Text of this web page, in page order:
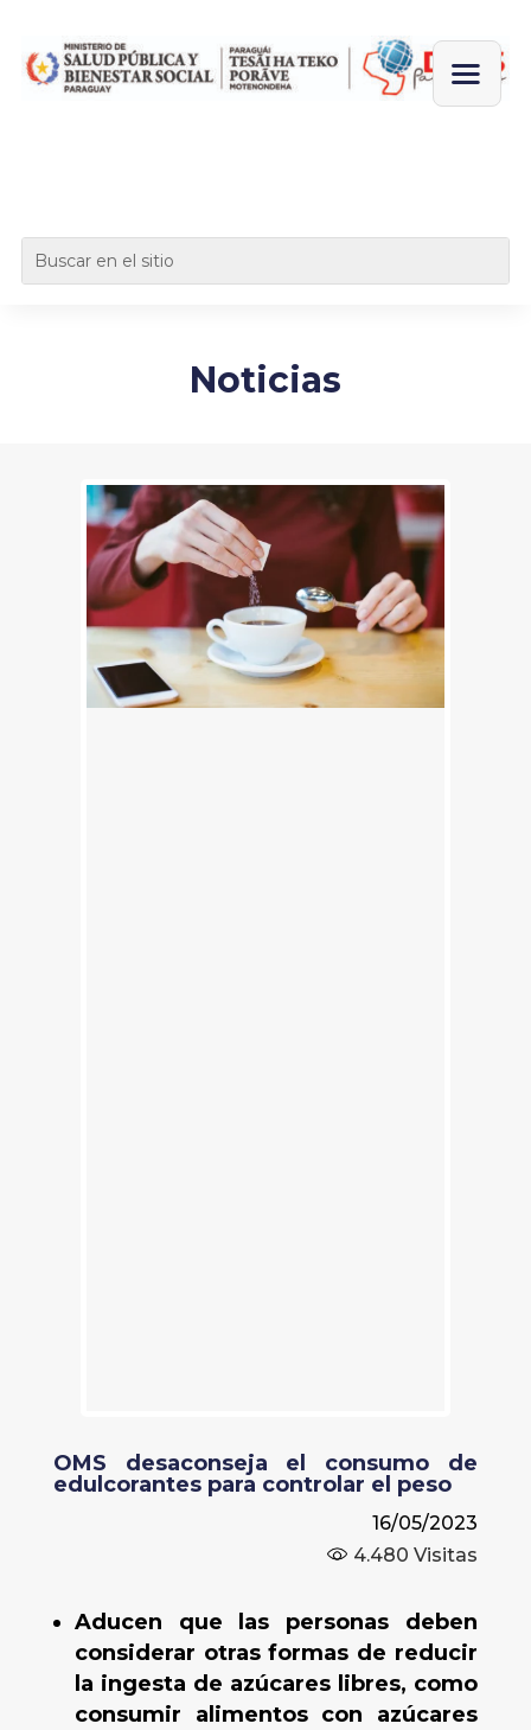
Noticias
OMS desaconseja el consumo de
edulcorantes para controlar el peso
16/05/2023
4.480 Visitas
Aducen que las personas deben
considerar otras formas de reducir
la ingesta de azúcares libres, como
consumir alimentos con azúcares